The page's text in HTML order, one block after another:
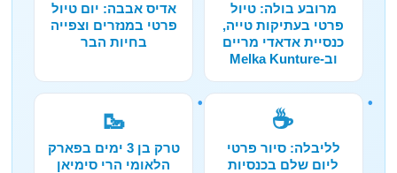
מרובע בולה: טיול
פרטי בעתיקות טייה,
כנסיית אדאדי מריים
וב-Melka Kunture
אדיס אבבה: יום טיול
פרטי במנזרים וצפייה
בחיות הבר
☕
לליבלה: סיור פרטי
ליום שלם בכנסיות
🥾
טרק בן 3 ימים בפארק
הלאומי הרי סימיאן